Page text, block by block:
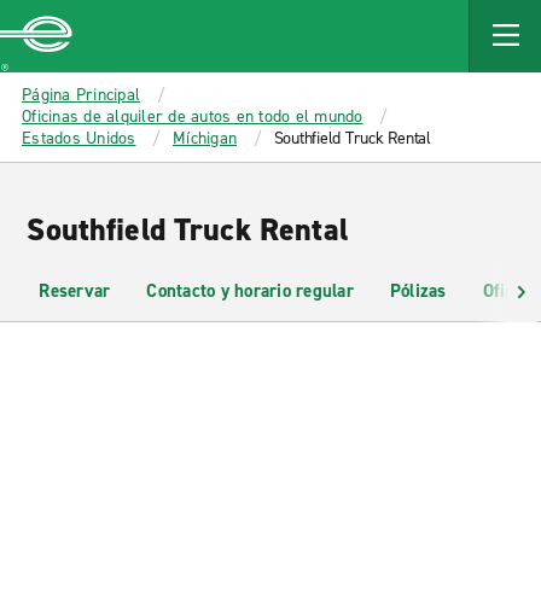
MAIN
CONTENT
Enterprise
Página Principal
Oficinas de alquiler de autos en todo el mundo
Estados Unidos
Míchigan Southfield Truck Rental
Southfield Truck Rental
Reservar Contacto y horario regular Pólizas